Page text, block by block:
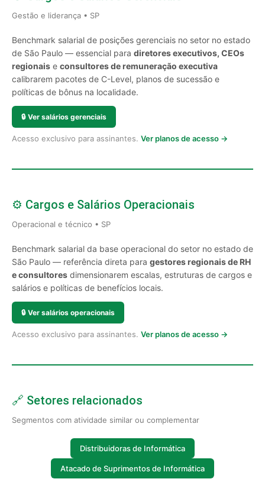
Gestão e liderança • SP
Benchmark salarial de posições gerenciais no setor no estado
de São Paulo — essencial para diretores executivos, CEOs
regionais e consultores de remuneração executiva
calibrarem pacotes de C-Level, planos de sucessão e
políticas de bônus na localidade.
🔒 Ver salários gerenciais
Acesso exclusivo para assinantes. Ver planos de acesso →
⚙️ Cargos e Salários Operacionais
Operacional e técnico • SP
Benchmark salarial da base operacional do setor no estado de
São Paulo — referência direta para gestores regionais de RH
e consultores dimensionarem escalas, estruturas de cargos e
salários e políticas de benefícios locais.
🔒 Ver salários operacionais
Acesso exclusivo para assinantes. Ver planos de acesso →
🔗 Setores relacionados
Segmentos com atividade similar ou complementar
Distribuidoras de Informática
Atacado de Suprimentos de Informática